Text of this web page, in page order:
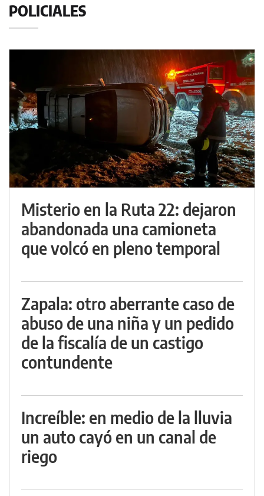
POLICIALES
Misterio en la Ruta 22: dejaron
abandonada una camioneta
que volcó en pleno temporal
Zapala: otro aberrante caso de
abuso de una niña y un pedido
de la fiscalía de un castigo
contundente
Increíble: en medio de la lluvia
un auto cayó en un canal de
riego